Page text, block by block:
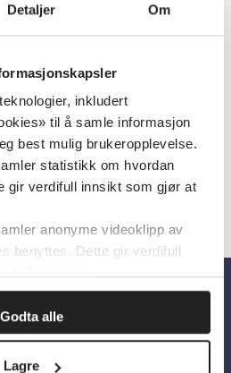
Detaljer Om
inkludert
til å samle informasjon
best mulig brukeropplevelse.
statistikk om hvordan
gir verdifull innsikt som gjør at
anonyme videoklipp av
benyttes. Dette gir verdifull
Godta alle
Lagre
63 64 65 66 »